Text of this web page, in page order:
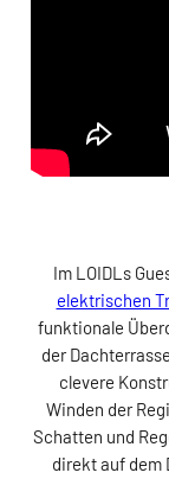
Im LOIDLs
elektrischen
funktionale
der
clevere
Winden der
Schatten und
direkt auf dem